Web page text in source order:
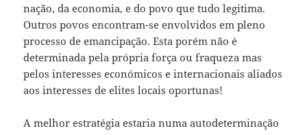
nação, da economia, e do povo que tudo legitima.
Outros povos encontram-se envolvidos em pleno
processo de emancipação. Esta porém não é
determinada pela própria força ou fraqueza mas
pelos interesses económicos e internacionais aliados
aos interesses de elites locais oportunas!
A melhor estratégia estaria numa autodeterminação